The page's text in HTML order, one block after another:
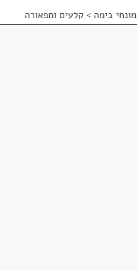
מונחי בימה > קלעים ותפאורה